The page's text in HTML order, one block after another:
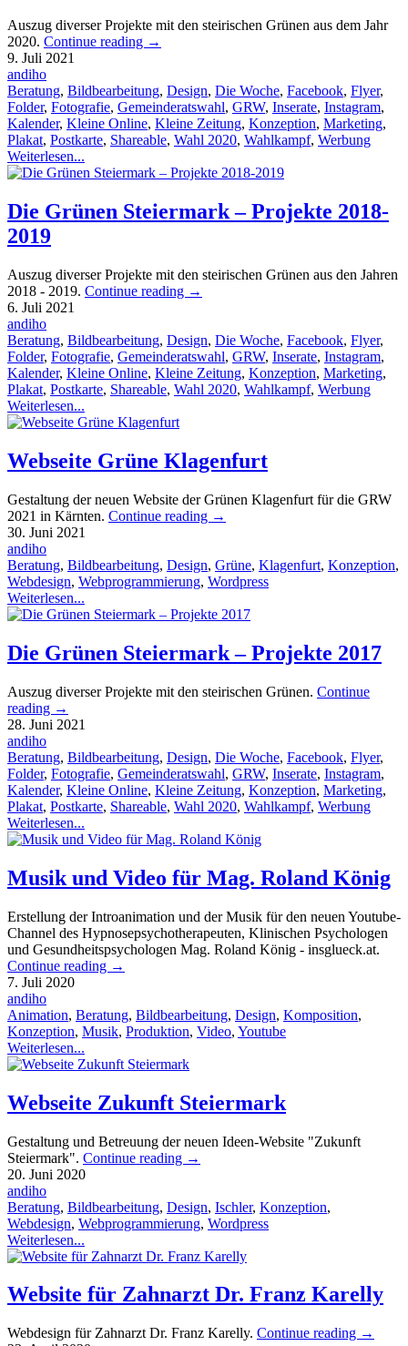
Auszug diverser Projekte mit den steirischen Grünen aus dem Jahr
2020. Continue reading →
9. Juli 2021
andiho
Beratung, Bildbearbeitung, Design, Die Woche, Facebook, Flyer,
Folder, Fotografie, Gemeinderatswahl, GRW, Inserate, Instagram,
Kalender, Kleine Online, Kleine Zeitung, Konzeption, Marketing,
Plakat, Postkarte, Shareable, Wahl 2020, Wahlkampf, Werbung
Weiterlesen...
Die Grünen Steiermark – Projekte 2018-
2019
Auszug diverser Projekte mit den steirischen Grünen aus den Jahren
2018 - 2019. Continue reading →
6. Juli 2021
andiho
Beratung, Bildbearbeitung, Design, Die Woche, Facebook, Flyer,
Folder, Fotografie, Gemeinderatswahl, GRW, Inserate, Instagram,
Kalender, Kleine Online, Kleine Zeitung, Konzeption, Marketing,
Plakat, Postkarte, Shareable, Wahl 2020, Wahlkampf, Werbung
Weiterlesen...
Webseite Grüne Klagenfurt
Gestaltung der neuen Website der Grünen Klagenfurt für die GRW
2021 in Kärnten. Continue reading →
30. Juni 2021
andiho
Beratung, Bildbearbeitung, Design, Grüne, Klagenfurt, Konzeption,
Webdesign, Webprogrammierung, Wordpress
Weiterlesen...
Die Grünen Steiermark – Projekte 2017
Auszug diverser Projekte mit den steirischen Grünen. Continue
reading →
28. Juni 2021
andiho
Beratung, Bildbearbeitung, Design, Die Woche, Facebook, Flyer,
Folder, Fotografie, Gemeinderatswahl, GRW, Inserate, Instagram,
Kalender, Kleine Online, Kleine Zeitung, Konzeption, Marketing,
Plakat, Postkarte, Shareable, Wahl 2020, Wahlkampf, Werbung
Weiterlesen...
Musik und Video für Mag. Roland König
Erstellung der Introanimation und der Musik für den neuen Youtube-
Channel des Hypnosepsychotherapeuten, Klinischen Psychologen
und Gesundheitspsychologen Mag. Roland König - insglueck.at.
Continue reading →
7. Juli 2020
andiho
Animation, Beratung, Bildbearbeitung, Design, Komposition,
Konzeption, Musik, Produktion, Video, Youtube
Weiterlesen...
Webseite Zukunft Steiermark
Gestaltung und Betreuung der neuen Ideen-Website "Zukunft
Steiermark". Continue reading →
20. Juni 2020
andiho
Beratung, Bildbearbeitung, Design, Ischler, Konzeption,
Webdesign, Webprogrammierung, Wordpress
Weiterlesen...
Website für Zahnarzt Dr. Franz Karelly
Webdesign für Zahnarzt Dr. Franz Karelly. Continue reading →